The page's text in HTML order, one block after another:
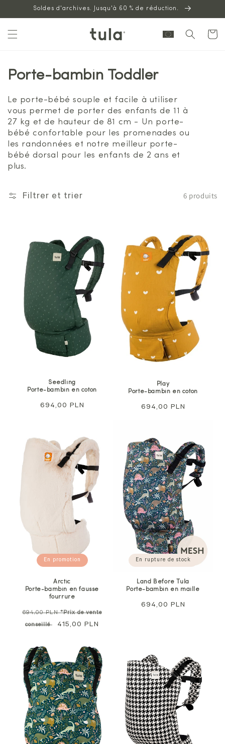
Aller au
contenu
Soldes d'archives. Jusqu'à 60 % de réduction.
Panier
Porte-bambin Toddler
Le porte-bébé souple et facile à utiliser
vous permet de porter des enfants de 11 à
27 kg et de hauteur de 81 cm - Un porte-
bébé confortable pour les promenades ou
les randonnées et notre meilleur porte-
bébé dorsal pour les enfants de 2 ans et
plus.
Filtrer et trier 6 produits
Seedling
Porte-bambin en coton
Prix
694,00 PLN
Play
Porte-bambin en coton
Prix
694,00 PLN
En promotion
Arctic
Porte-bambin en fausse
fourrure
Prix
normal
694,00 PLN*Prix de vente
conseillé
Prix
415,00 PLN
En rupture de stock
Land Before Tula
Porte-bambin en maille
Prix
694,00 PLN